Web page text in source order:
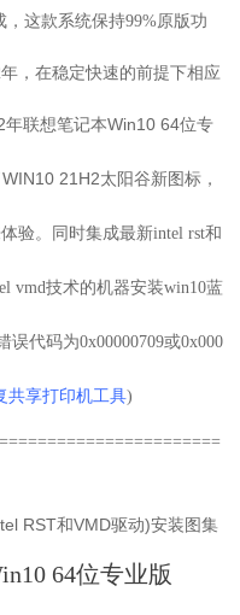
这款系统保持99%原版功
，在稳定快速的前提下相应
年联想笔记本Win10 64位专
21H2太阳谷新图标，
验。同时集成最新intel rst和
vmd技术的机器安装win10蓝
误代码为0x00000709或0x000
共享打印机工具)
RST和VMD驱动)安装图集